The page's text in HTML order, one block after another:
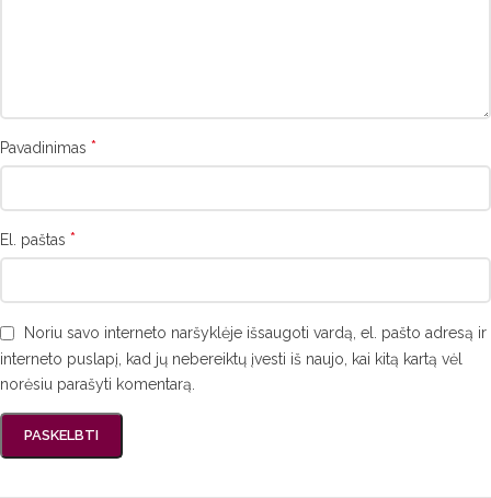
Pavadinimas *
El. paštas *
Noriu savo interneto naršyklėje išsaugoti vardą, el. pašto adresą ir
interneto puslapį, kad jų nebereiktų įvesti iš naujo, kai kitą kartą vėl
norėsiu parašyti komentarą.